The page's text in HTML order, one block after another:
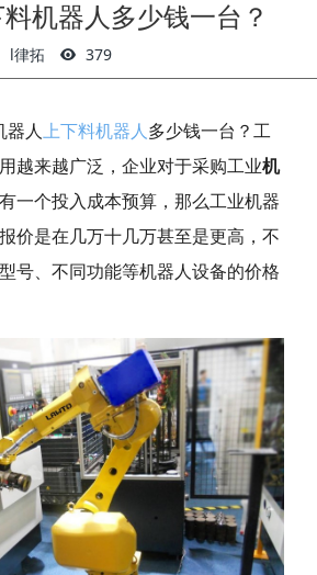
机器人多少钱一台？
l律拓 379
器人 上下料机器人 多少钱一台？工
越来越广泛，企业对于采购工业机
一个投入成本预算，那么工业机器
价是在几万十几万甚至是更高，不
号、不同功能等机器人设备的价格